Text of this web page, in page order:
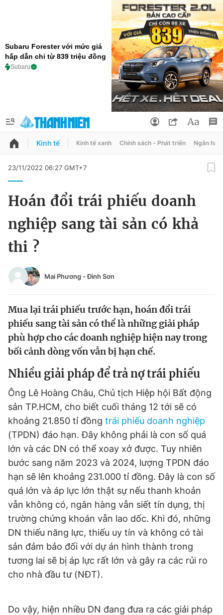
Subaru Forester với mức giá
hấp dẫn chỉ từ 839 triệu đồng
Subaru
QUẢNG CÁO
Chuyên mục khác
Tin thị trường
Video Magazine
Sản phẩm khác
Tiện ích Bạn cần biết
Thông tin tòa soạn Liên hệ quảng cáo
Đọc Thanh Niên trên điện thoại
Theo dõi báo trên
Hotline
Đặt báo Quảng cáo RSS Tòa soạn Chính sách bảo
Đổi mật khẩu
Tin đã lưu
Tin đã xem
Đăng xuất
Kinh tế Kinh tế xanh Chính sách - Phát triển Ngân
23/11/2022 06:27 GMT+7
Hoán đổi trái phiếu doanh
nghiệp sang tài sản có khả
thi ?
Mai Phương - Đình Sơn
Mua lại trái phiếu trước hạn, hoán đổi trái
phiếu sang tài sản có thể là những giải pháp
phù hợp cho các doanh nghiệp hiện nay trong
bối cảnh dòng vốn vẫn bị hạn chế.
Nhiều giải pháp để trả nợ trái phiếu
Ông Lê Hoàng Châu, Chủ tịch Hiệp hội Bất động
sản TP.HCM, cho biết cuối tháng 12 tới sẽ có
khoảng 21.850 tỉ đồng trái phiếu doanh nghiệp
(TPDN) đáo hạn. Đây không phải là con số quá
lớn và các DN có thể xoay xở được. Tuy nhiên
bước sang năm 2023 và 2024, lượng TPDN đáo
hạn sẽ lên khoảng 231.000 tỉ đồng. Đây là con số
quá lớn và áp lực lớn thật sự nếu thanh khoản
vẫn không có, ngân hàng vẫn siết tín dụng, thị
trường chứng khoán vẫn lao dốc. Khi đó, những
DN thiếu năng lực, thiếu uy tín và không có tài
sản đảm bảo đối với dự án hình thành trong
tương lai sẽ bị áp lực rất lớn và gây ra các rủi ro
cho nhà đầu tư (NĐT).
Do vậy, hiện nhiều DN đang đưa ra các giải pháp